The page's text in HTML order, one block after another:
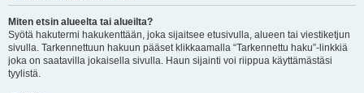
Miten etsin alueelta tai alueilta?
Syötä hakutermi hakukenttään, joka sijaitsee etusivulla, alueen tai viestiketjun
sivulla. Tarkennettuun hakuun pääset klikkaamalla “Tarkennettu haku”-linkkiä
joka on saatavilla jokaisella sivulla. Haun sijainti voi riippua käyttämästäsi
tyylistä.